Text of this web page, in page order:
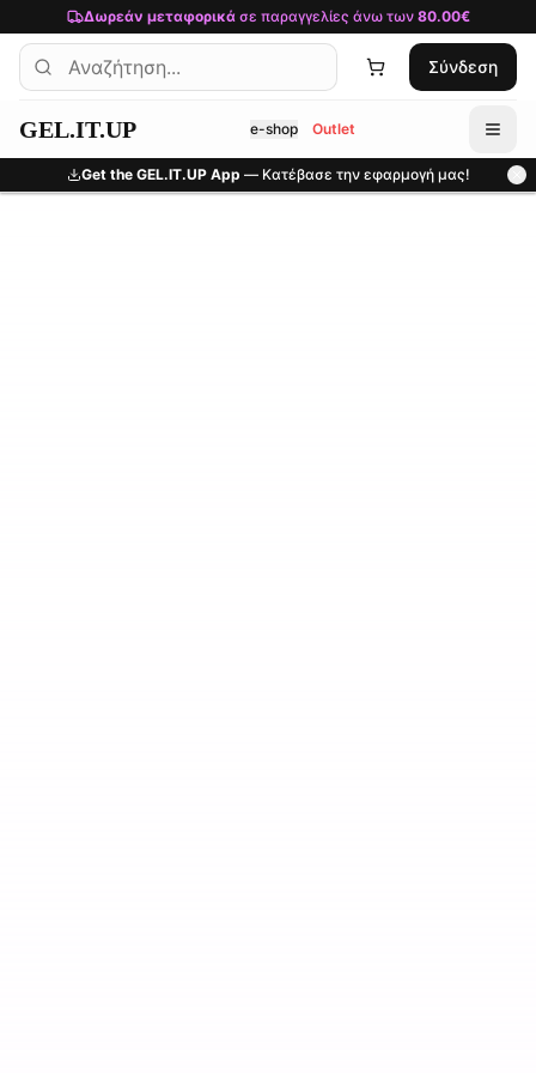
Μετάβαση στο κύριο περιεχόμενο
Δωρεάν μεταφορικάσε παραγγελίες άνω των 80.00€
Σύνδεση
GEL.IT.UP e-shop Outlet
Get the GEL.IT.UP App — Κατέβασε την εφαρμογή μας!